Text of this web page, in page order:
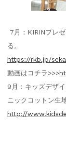
7月：KIRINプレ
る。
https://rkb.jp/
動画はコチラ>>>
9月：キッズデザ
ニックコットン生地
http://